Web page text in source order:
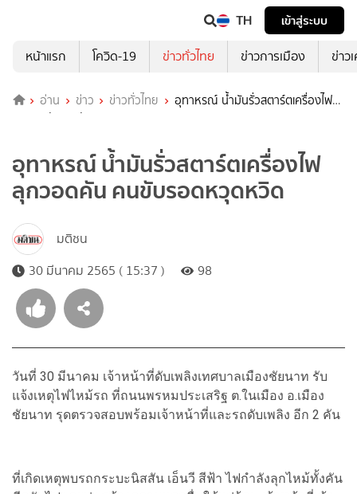
TH
เข้าสู่ระบบ
หน้าแรก
โควิด-19 ข่าวทั่วไทย ข่าวการเมือง ข่าว
อ่าน ข่าว ข่าวทั่วไทย
อุทาหรณ์ น้ำมันรั่วสตาร์ตเครื่องไฟ
ลุกวอดคัน คนขับรอดหวุดหวิด
อุทาหรณ์ น้ำมันรั่วสตาร์ตเครื่องไฟ
ลุกวอดคัน คนขับรอดหวุดหวิด
มติชน
30 มีนาคม 2565 ( 15:37 )
98
วันที่ 30 มีนาคม เจ้าหน้าที่ดับเพลิงเทศบาลเมืองชัยนาท รับ
แจ้งเหตุไฟไหม้รถ ที่ถนนพรหมประเสริฐ ต.ในเมือง อ.เมือง
ชัยนาท รุดตรวจสอบพร้อมเจ้าหน้าที่และรถดับเพลิง อีก 2 คัน
ที่เกิดเหตุพบรถกระบะนิสสัน เอ็นวี สีฟ้า ไฟกำลังลุกไหม้ทั้งคัน